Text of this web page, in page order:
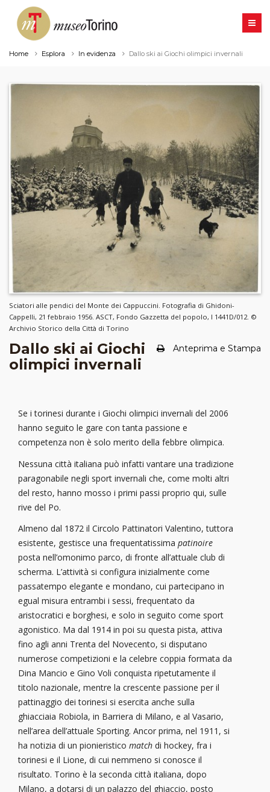
Home Esplora In evidenza Dallo ski ai Giochi olimpici invernali
Sciatori alle pendici del Monte dei Cappuccini. Fotografia di Ghidoni-
Cappelli, 21 febbraio 1956. ASCT, Fondo Gazzetta del popolo, I 1441D/012. ©
Archivio Storico della Città di Torino
Anteprima e Stampa
Dallo ski ai Giochi
olimpici invernali
Se i torinesi durante i Giochi olimpici invernali del 2006
hanno seguito le gare con tanta passione e
competenza non è solo merito della febbre olimpica.
Nessuna città italiana può infatti vantare una tradizione
paragonabile negli sport invernali che, come molti altri
del resto, hanno mosso i primi passi proprio qui, sulle
rive del Po.
Almeno dal 1872 il Circolo Pattinatori Valentino, tuttora
esistente, gestisce una frequentatissima patinoire
posta nell’omonimo parco, di fronte all’attuale club di
scherma. L’attività si configura inizialmente come
passatempo elegante e mondano, cui partecipano in
egual misura entrambi i sessi, frequentato da
aristocratici e borghesi, e solo in seguito come sport
agonistico. Ma dal 1914 in poi su questa pista, attiva
fino agli anni Trenta del Novecento, si disputano
numerose competizioni e la celebre coppia formata da
Dina Mancio e Gino Voli conquista ripetutamente il
titolo nazionale, mentre la crescente passione per il
pattinaggio dei torinesi si esercita anche sulla
ghiacciaia Robiola, in Barriera di Milano, e al Vasario,
nell’area dell’attuale Sporting. Ancor prima, nel 1911, si
ha notizia di un pionieristico match di hockey, fra i
torinesi e il Lione, di cui nemmeno si conosce il
risultato. Torino è la seconda città italiana, dopo
Milano, a dotarsi di un palazzo del ghiaccio, posto